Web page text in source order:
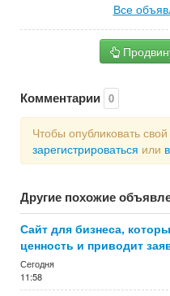
Все
Комментарии 0
Чтобы опубликовать
зарегистрироваться или
Другие похожие
Сайт для бизнеса,
ценность и приводит
Сегодня
11:58